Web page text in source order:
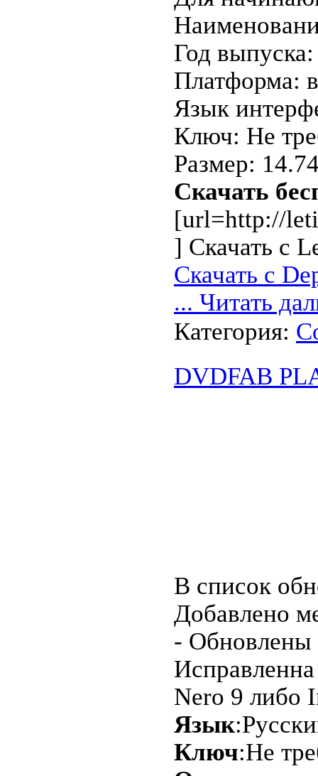
Год
Платформа:
Язык
Ключ: Не
Размер:
Скачать
[url=http://
] Скачать с
Скачать с
... Читать
Категория:
DVDFAB
В список
Добавлено
- Обновлены
Nero 9 либо
Язык
Ключ:Не